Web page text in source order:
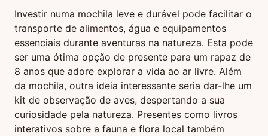
Investir numa mochila leve e durável pode facilitar o
transporte de alimentos, água e equipamentos
essenciais durante aventuras na natureza. Esta pode
ser uma ótima opção de presente para um rapaz de
8 anos que adore explorar a vida ao ar livre. Além
da mochila, outra ideia interessante seria dar-lhe um
kit de observação de aves, despertando a sua
curiosidade pela natureza. Presentes como livros
interativos sobre a fauna e flora local também